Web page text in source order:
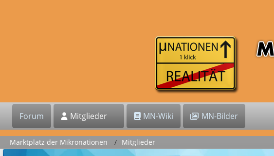
Forum Mitglieder MN-Wiki MN-Bilder
Marktplatz der Mikronationen Mitglieder